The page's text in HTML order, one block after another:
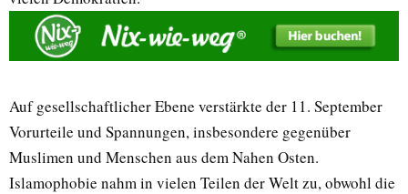
Auf gesellschaftlicher Ebene verstärkte der 11. September
Vorurteile und Spannungen, insbesondere gegenüber
Muslimen und Menschen aus dem Nahen Osten.
Islamophobie nahm in vielen Teilen der Welt zu, obwohl die